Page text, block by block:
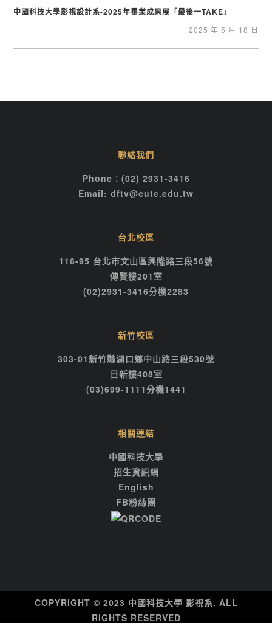
中國科技大學影視設計系-2025年畢業成果展「最後一TAKE」
2025 年 5 月 18 日
聯絡我們
Phone：(02) 2931-3416
Email: dftv@cute.edu.tw
台北校區
116-95 台北市文山區興隆路三段56號
傳賢樓201室
(02)2931-3416分機2283
新竹校區
303-01新竹縣湖口鄉中山路三段530號
日新樓408室
(03)699-1111分機1441
相關連結
中國科技大學
招生資訊網
English
FB粉絲團
COPYRIGHT © 2023 中國科技大學 影視系. ALL
RIGHTS RESERVED